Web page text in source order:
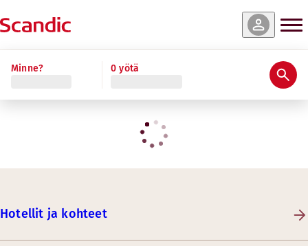
Minne? 0 yötä
Hotellit ja kohteet